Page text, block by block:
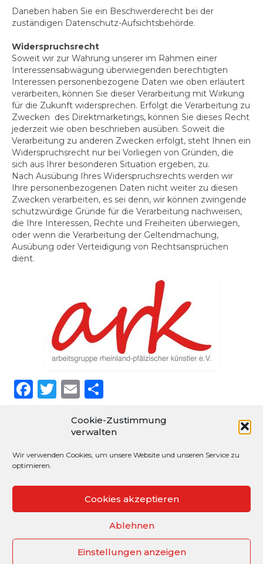
Cookie-Zustimmung
verwalten
Wir verwenden Cookies, um unsere Website und unseren Service zu
optimieren.
Cookies akzeptieren
Ablehnen
Einstellungen anzeigen
Daneben haben Sie ein Beschwerderecht bei der
zuständigen Datenschutz-Aufsichtsbehörde.
Widerspruchsrecht
Soweit wir zur Wahrung unserer im Rahmen einer
Interessensabwägung überwiegenden berechtigten
Interessen personenbezogene Daten wie oben erläutert
verarbeiten, können Sie dieser Verarbeitung mit Wirkung
für die Zukunft widersprechen. Erfolgt die Verarbeitung zu
Zwecken des Direktmarketings, können Sie dieses Recht
jederzeit wie oben beschrieben ausüben. Soweit die
Verarbeitung zu anderen Zwecken erfolgt, steht Ihnen ein
Widerspruchsrecht nur bei Vorliegen von Gründen, die
sich aus Ihrer besonderen Situation ergeben, zu.
Nach Ausübung Ihres Widerspruchsrechts werden wir
Ihre personenbezogenen Daten nicht weiter zu diesen
Zwecken verarbeiten, es sei denn, wir können zwingende
schutzwürdige Gründe für die Verarbeitung nachweisen,
die Ihre Interessen, Rechte und Freiheiten überwiegen,
oder wenn die Verarbeitung der Geltendmachung,
Ausübung oder Verteidigung von Rechtsansprüchen
dient.
Facebook
Twitter
Email
Rechtliches
Cookie-Richtlinie (EU)